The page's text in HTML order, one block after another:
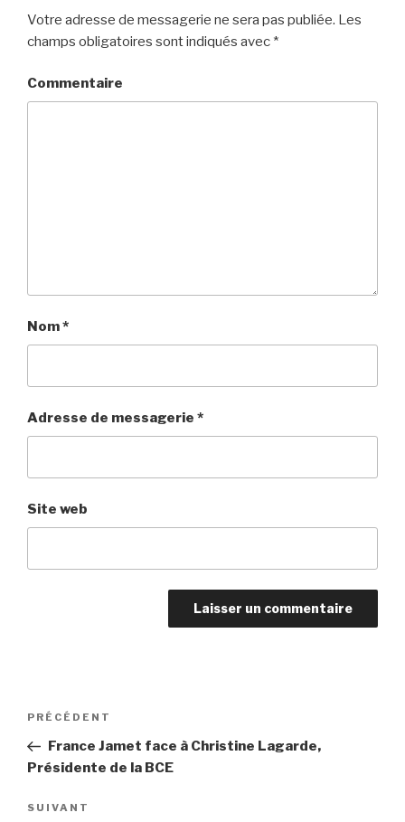
Votre adresse de messagerie ne sera pas publiée. Les
champs obligatoires sont indiqués avec *
Commentaire
Nom*
Adresse de messagerie *
Site web
Navigation
l’article
Article
précédent
PRÉCÉDENT
France Jamet face à Christine Lagarde,
Présidente de la BCE
Article
SUIVANT